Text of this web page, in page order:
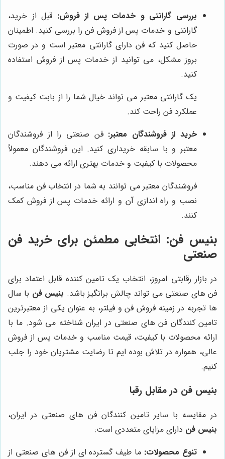
بررسی گارانتی و خدمات پس از فروش: قبل از خرید،
گارانتی و خدمات پس از فروش فن را بررسی کنید. اطمینان
حاصل کنید که فن دارای گارانتی معتبر است و در صورت
بروز مشکل، می توانید از خدمات پس از فروش استفاده
کنید.
یک گارانتی معتبر می تواند خیال شما را از بابت کیفیت و
عملکرد فن راحت کند.
خرید از فروشندگان معتبر: فن صنعتی را از فروشندگان
معتبر و با سابقه خریداری کنید. این فروشندگان معمولاً
محصولات با کیفیت و خدمات بهتری ارائه می دهند.
فروشندگان معتبر می توانند به شما در انتخاب فن مناسب،
نصب و راه اندازی آن و ارائه خدمات پس از فروش کمک
کنند.
بنیس فن: انتخابی مطمئن برای خرید فن
صنعتی
در بازار رقابتی امروز، انتخاب یک تامین کننده قابل اعتماد برای
فن های صنعتی می تواند چالش برانگیز باشد. بنیس فن با سال
ها تجربه در زمینه فروش فن و فیلتر، به عنوان یکی از معتبرترین
تامین کنندگان فن های صنعتی در ایران شناخته می شود. ما با
ارائه محصولات با کیفیت، قیمت مناسب و خدمات پس از فروش
عالی، همواره در تلاش بوده ایم تا رضایت مشتریان خود را جلب
کنیم.
بنیس فن در مقابل رقبا
در مقایسه با سایر تامین کنندگان فن های صنعتی در ایران،
بنیس فن دارای مزایای متعددی است:
تنوع محصولات: ما طیف گسترده ای از فن های صنعتی از